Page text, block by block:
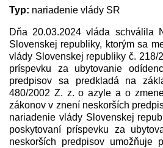
Typ: nariadenie vlády SR
Dňa 20.03.2024 vláda schválila
Slovenskej republiky, ktorým sa
vlády Slovenskej republiky č. 218/
príspevku za ubytovanie
predpisov sa predkladá na
480/2002 Z. z. o azyle a o
zákonov v znení neskorších
nariadenie vlády Slovenskej
poskytovaní príspevku za
neskorších predpisov umožňuje